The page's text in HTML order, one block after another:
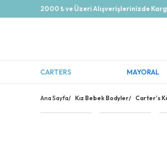
2000 ₺ ve Üzeri Alışverişlerinizde
CARTERS MAYORAL
Ana Sayfa/ Kız Bebek Bodyler/ Carter's